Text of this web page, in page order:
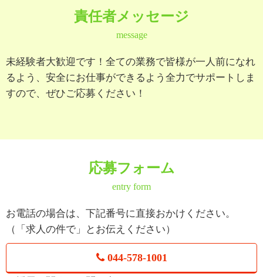
責任者メッセージ
message
未経験者大歓迎です！全ての業務で皆様が一人前になれ
るよう、安全にお仕事ができるよう全力でサポートしま
すので、ぜひご応募ください！
応募フォーム
entry form
お電話の場合は、下記番号に直接おかけください。
（「求人の件で」とお伝えください）
044-578-1001